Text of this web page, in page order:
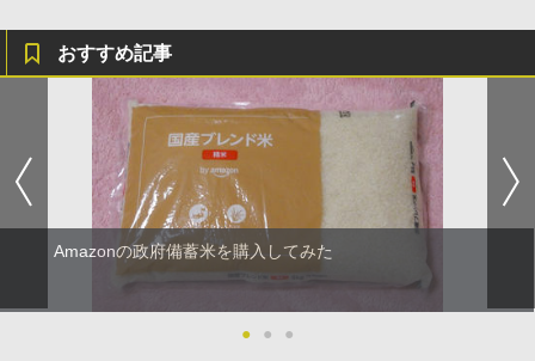
おすすめ記事
Amazonの政府備蓄米を購入してみた
● ● ●